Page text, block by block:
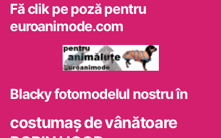
Fă clik pe poză pentru
euroanimode.com
Blacky fotomodelul nostru în
costumaş de vânătoare